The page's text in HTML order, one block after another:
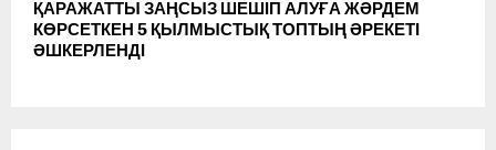
ҚАРАЖАТТЫ ЗАҢСЫЗ ШЕШІП АЛУҒА ЖӘРДЕМ
КӨРСЕТКЕН 5 ҚЫЛМЫСТЫҚ ТОПТЫҢ ӘРЕКЕТІ
ӘШКЕРЛЕНДІ